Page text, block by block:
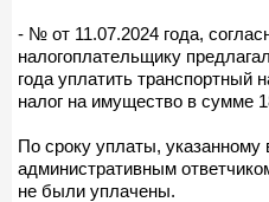
- № от 11.07.2024 года,
налогоплательщику
года уплатить транспортный
налог на имущество в сумме
По сроку уплаты, указанному
административным
не были уплачены.